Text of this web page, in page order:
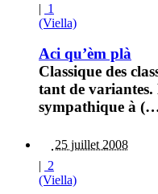
| 1
(Viella)
Aci qu’èm plà
Classique des
tant de
sympathique à
25 juillet 2008
| 2
(Viella)